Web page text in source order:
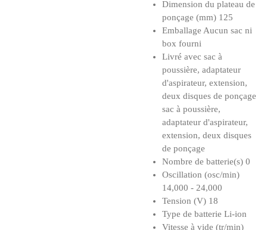
Dimension du plateau de
ponçage (mm) 125
Emballage Aucun sac ni
box fourni
Livré avec sac à
poussière, adaptateur
d'aspirateur, extension,
deux disques de ponçage
sac à poussière,
adaptateur d'aspirateur,
extension, deux disques
de ponçage
Nombre de batterie(s) 0
Oscillation (osc/min)
14,000 - 24,000
Tension (V) 18
Type de batterie Li-ion
Vitesse à vide (tr/min)